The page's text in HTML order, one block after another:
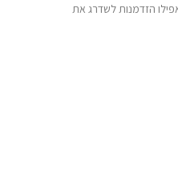
הזדמנות לשדרג את